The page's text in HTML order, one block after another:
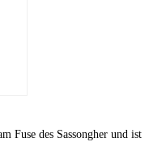
Fuse des Sassongher und ist